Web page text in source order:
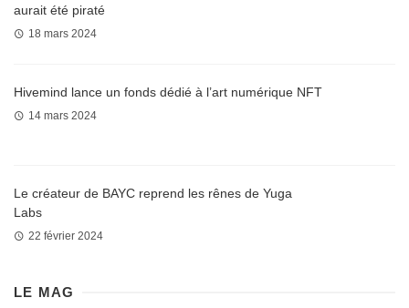
aurait été piraté
18 mars 2024
Hivemind lance un fonds dédié à l’art numérique NFT
14 mars 2024
Le créateur de BAYC reprend les rênes de Yuga
Labs
22 février 2024
LE MAG